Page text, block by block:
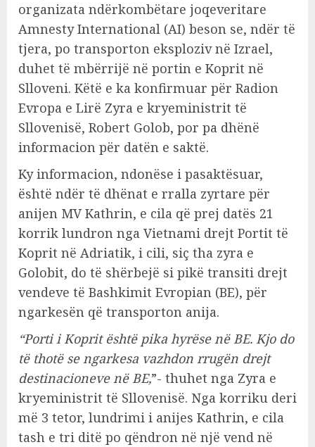
organizata ndërkombëtare joqeveritare
Amnesty International (AI) beson se, ndër të
tjera, po transporton eksploziv në Izrael,
duhet të mbërrijë në portin e Koprit në
Slloveni. Këtë e ka konfirmuar për Radion
Evropa e Lirë Zyra e kryeministrit të
Sllovenisë, Robert Golob, por pa dhënë
informacion për datën e saktë.
Ky informacion, ndonëse i pasaktësuar,
është ndër të dhënat e rralla zyrtare për
anijen MV Kathrin, e cila që prej datës 21
korrik lundron nga Vietnami drejt Portit të
Koprit në Adriatik, i cili, siç tha zyra e
Golobit, do të shërbejë si pikë transiti drejt
vendeve të Bashkimit Evropian (BE), për
ngarkesën që transporton anija.
“Porti i Koprit është pika hyrëse në BE. Kjo do
të thotë se ngarkesa vazhdon rrugën drejt
destinacioneve në BE,”- thuhet nga Zyra e
kryeministrit të Sllovenisë. Nga korriku deri
më 3 tetor, lundrimi i anijes Kathrin, e cila
tash e tri ditë po qëndron në një vend në